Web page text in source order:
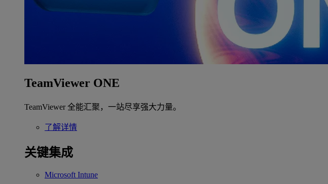
TeamViewer ONE
TeamViewer 全能汇聚，一站尽享强大力量。
了解详情
关键集成
Microsoft Intune